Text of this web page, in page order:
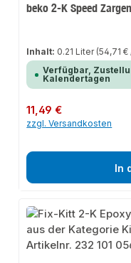
beko 2-K Speed
Inhalt: 0.21 Liter (54,71 €
Verfügbar,
Kalendertagen
Regulärer Preis:
11,49 €
zzgl. Versandkosten
In